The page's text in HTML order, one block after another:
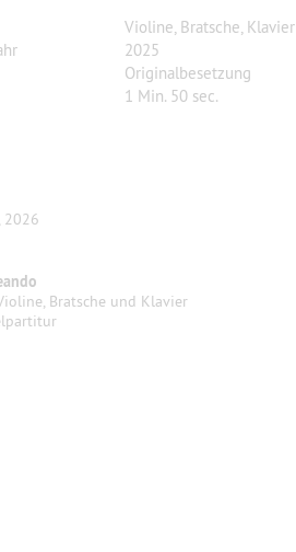
Violine, Bratsche, Klavier
2025
Originalbesetzung
1 Min. 50 sec.
2026
Bratsche und Klavier